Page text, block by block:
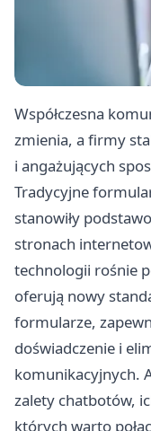
Współczesna
zmienia, a firmy
i angażujących
Tradycyjne
stanowiły
stronach
technologii rośnie
oferują nowy
formularze,
doświadczenie i
komunikacyjnych.
zalety chatbotów,
których warto